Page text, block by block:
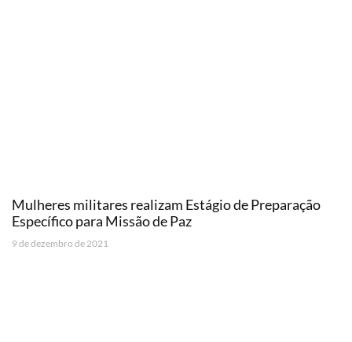
Mulheres militares realizam Estágio de Preparação
Específico para Missão de Paz
9 de dezembro de 2021